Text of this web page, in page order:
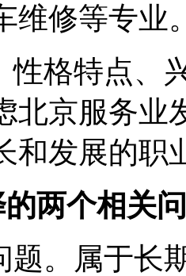
维修等专业
性格特点、
北京服务业
和发展的职
两个相关
题。属于长